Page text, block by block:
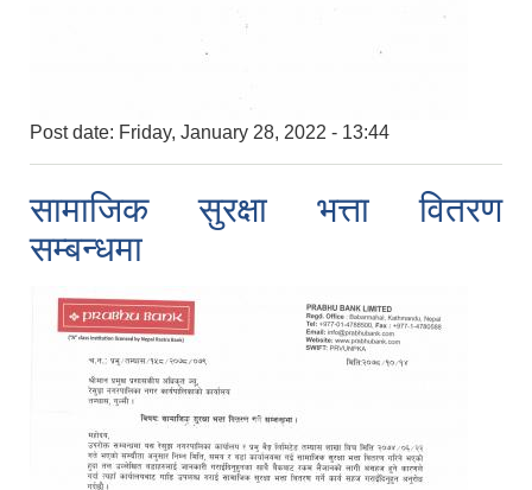
Post date: Friday, January 28, 2022 - 13:44
सामाजिक सुरक्षा भत्ता वितरण
सम्बन्धमा